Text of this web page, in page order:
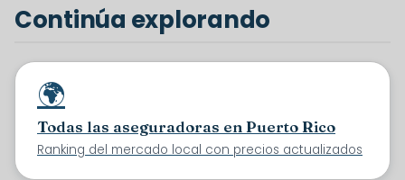
Continúa explorando
🌍
Todas las aseguradoras en Puerto Rico
Ranking del mercado local con precios actualizados